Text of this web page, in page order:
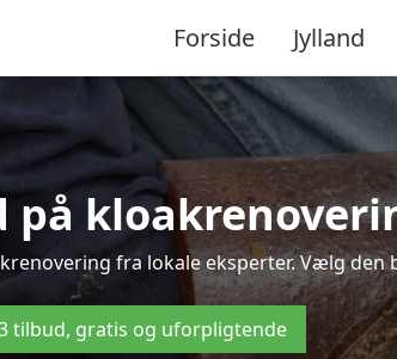
Forside Jylland
fra lokale eksperter. Vælg
tilbud, gratis og uforpligtende